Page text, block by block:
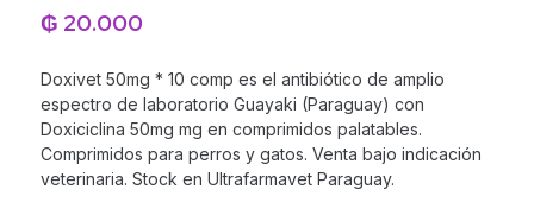
₲ 20.000
Doxivet 50mg * 10 comp es el antibiótico de amplio
espectro de laboratorio Guayaki (Paraguay) con
Doxiciclina 50mg mg en comprimidos palatables.
Comprimidos para perros y gatos. Venta bajo indicación
veterinaria. Stock en Ultrafarmavet Paraguay.